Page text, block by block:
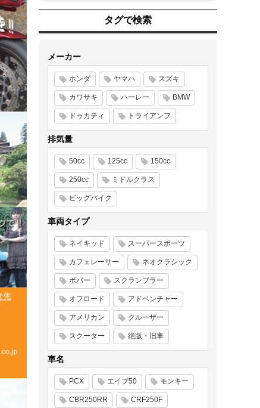
タグで検索
メーカー
ホンダ ヤマハ スズキ
カワサキ ハーレー BMW
ドゥカティ トライアンフ
排気量
50cc 125cc 150cc
250cc ミドルクラス
ビッグバイク
車両タイプ
ネイキッド スーパースポーツ
カフェレーサー ネオクラシック
ボバー スクランブラー
オフロード アドベンチャー
アメリカン クルーザー
スクーター 絶版・旧車
車名
PCX エイプ50 モンキー
CBR250RR CRF250F